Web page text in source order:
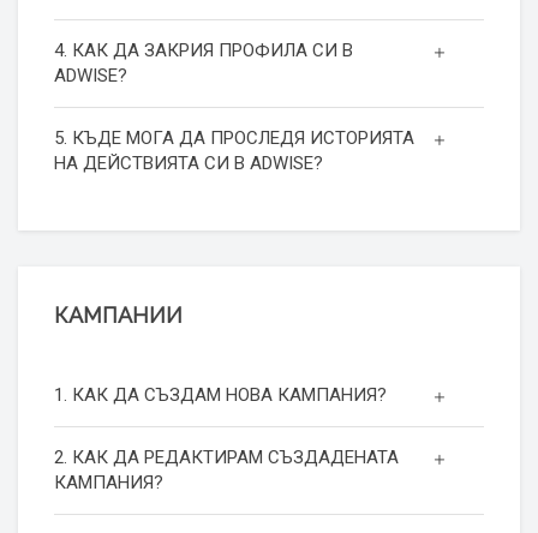
4. КАК ДА ЗАКРИЯ ПРОФИЛА СИ В
ADWISE?
5. КЪДЕ МОГА ДА ПРОСЛЕДЯ ИСТОРИЯТА
НА ДЕЙСТВИЯТА СИ В ADWISE?
КАМПАНИИ
1. КАК ДА СЪЗДАМ НОВА КАМПАНИЯ?
2. КАК ДА РЕДАКТИРАМ СЪЗДАДЕНАТА
КАМПАНИЯ?